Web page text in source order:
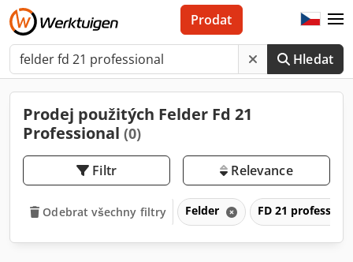
Hledat
Prodat
Prodej použitých Felder Fd 21
Professional (0)
Filtr Relevance
Odebrat všechny filtry Felder FD 21